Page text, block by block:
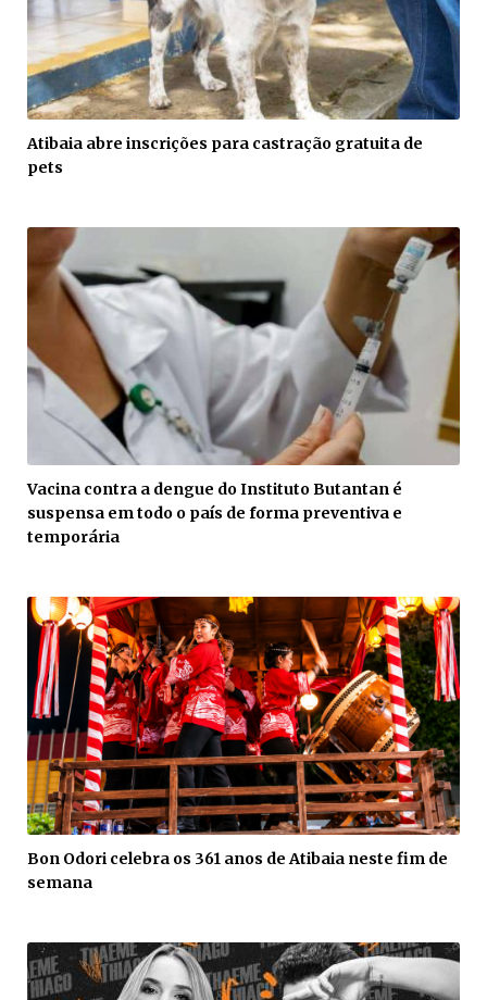
Atibaia abre inscrições para castração gratuita de
pets
Vacina contra a dengue do Instituto Butantan é
suspensa em todo o país de forma preventiva e
temporária
Bon Odori celebra os 361 anos de Atibaia neste fim de
semana